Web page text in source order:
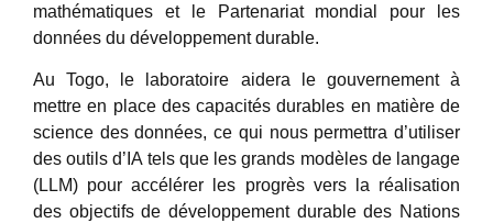
mathématiques et le Partenariat mondial pour les
données du développement durable.
Au Togo, le laboratoire aidera le gouvernement à
mettre en place des capacités durables en matière de
science des données, ce qui nous permettra d’utiliser
des outils d’IA tels que les grands modèles de langage
(LLM) pour accélérer les progrès vers la réalisation
des objectifs de développement durable des Nations